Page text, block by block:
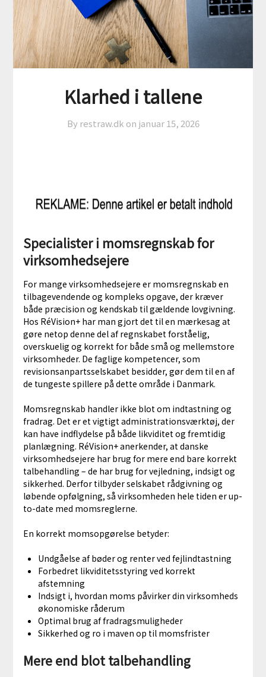
Klarhed i tallene
By restraw.dk on januar 15, 2026
Specialister i momsregnskab for
virksomhedsejere
For mange virksomhedsejere er momsregnskab en
tilbagevendende og kompleks opgave, der kræver
både præcision og kendskab til gældende lovgivning.
Hos RéVision+ har man gjort det til en mærkesag at
gøre netop denne del af regnskabet forståelig,
overskuelig og korrekt for både små og mellemstore
virksomheder. De faglige kompetencer, som
revisionsanpartsselskabet besidder, gør dem til en af
de tungeste spillere på dette område i Danmark.
Momsregnskab handler ikke blot om indtastning og
fradrag. Det er et vigtigt administrationsværktøj, der
kan have indflydelse på både likviditet og fremtidig
planlægning. RéVision+ anerkender, at danske
virksomhedsejere har brug for mere end bare korrekt
talbehandling – de har brug for vejledning, indsigt og
sikkerhed. Derfor tilbyder selskabet rådgivning og
løbende opfølgning, så virksomheden hele tiden er up-
to-date med momsreglerne.
En korrekt momsopgørelse betyder:
Undgåelse af bøder og renter ved fejlindtastning
Forbedret likviditetsstyring ved korrekt
afstemning
Indsigt i, hvordan moms påvirker din virksomheds
økonomiske råderum
Optimal brug af fradragsmuligheder
Sikkerhed og ro i maven op til momsfrister
Mere end blot talbehandling